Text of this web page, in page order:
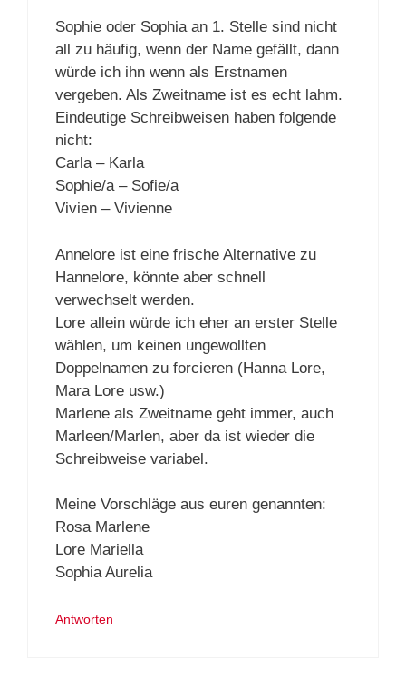
Sophie oder Sophia an 1. Stelle sind nicht
all zu häufig, wenn der Name gefällt, dann
würde ich ihn wenn als Erstnamen
vergeben. Als Zweitname ist es echt lahm.
Eindeutige Schreibweisen haben folgende
nicht:
Carla – Karla
Sophie/a – Sofie/a
Vivien – Vivienne
Annelore ist eine frische Alternative zu
Hannelore, könnte aber schnell
verwechselt werden.
Lore allein würde ich eher an erster Stelle
wählen, um keinen ungewollten
Doppelnamen zu forcieren (Hanna Lore,
Mara Lore usw.)
Marlene als Zweitname geht immer, auch
Marleen/Marlen, aber da ist wieder die
Schreibweise variabel.
Meine Vorschläge aus euren genannten:
Rosa Marlene
Lore Mariella
Sophia Aurelia
Antworten